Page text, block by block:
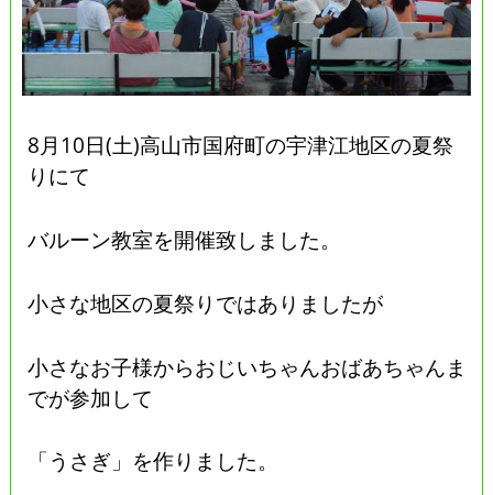
8月10日(土)高山市国府町の宇津江地区の夏祭
りにて
バルーン教室を開催致しました。
小さな地区の夏祭りではありましたが
小さなお子様からおじいちゃんおばあちゃんま
でが参加して
「うさぎ」を作りました。